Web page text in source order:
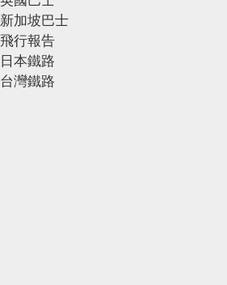
新加坡巴士
飛行報告
日本鐵路
台灣鐵路